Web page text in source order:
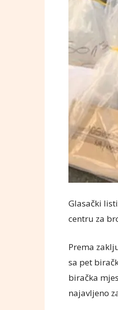
Glasački
centru za
Prema
sa pet
biračka
najavljeno